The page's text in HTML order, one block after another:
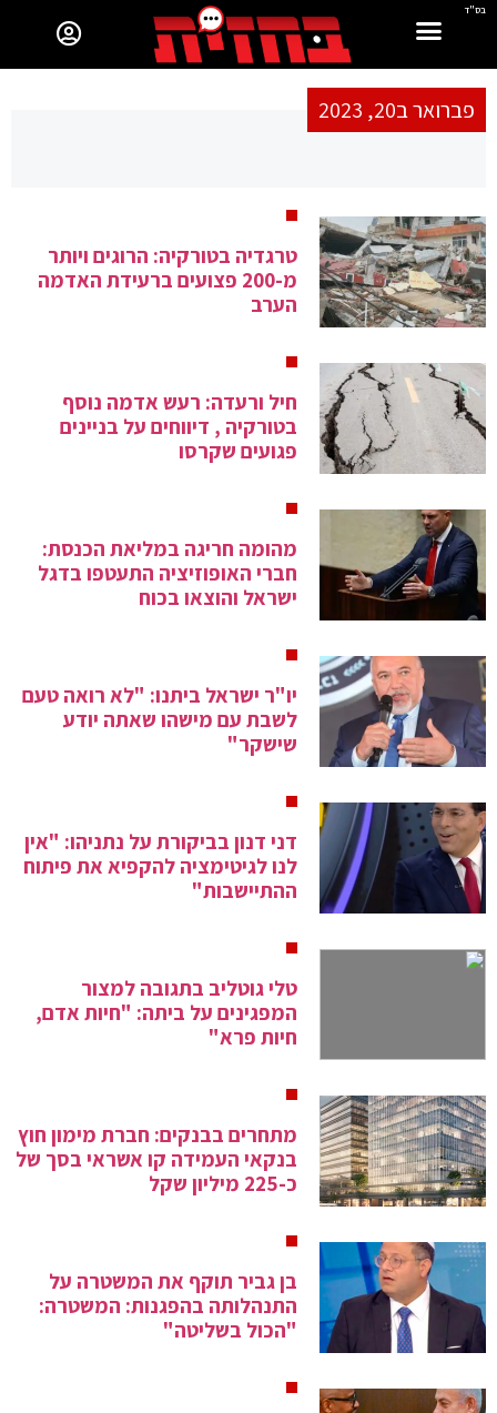
בס"ד
פברואר ב20, 2023
טרגדיה בטורקיה: הרוגים ויותר
מ-200 פצועים ברעידת האדמה
הערב
חיל ורעדה: רעש אדמה נוסף
בטורקיה , דיווחים על בניינים
פגועים שקרסו
מהומה חריגה במליאת הכנסת:
חברי האופוזיציה התעטפו בדגל
ישראל והוצאו בכוח
יו"ר ישראל ביתנו: "לא רואה טעם
לשבת עם מישהו שאתה יודע
שישקר"
דני דנון בביקורת על נתניהו: "אין
לנו לגיטימציה להקפיא את פיתוח
ההתיישבות"
טלי גוטליב בתגובה למצור
המפגינים על ביתה: "חיות אדם,
חיות פרא"
מתחרים בבנקים: חברת מימון חוץ
בנקאי העמידה קו אשראי בסך של
כ-225 מיליון שקל
בן גביר תוקף את המשטרה על
התנהלותה בהפגנות: המשטרה:
"הכול בשליטה"